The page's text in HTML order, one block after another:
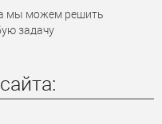
мы можем решить
задачу